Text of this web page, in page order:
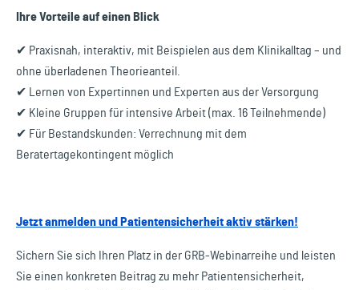
Ihre Vorteile auf einen Blick
✔ Praxisnah, interaktiv, mit Beispielen aus dem Klinikalltag – und
ohne überladenen Theorieanteil.
✔ Lernen von Expertinnen und Experten aus der Versorgung
✔ Kleine Gruppen für intensive Arbeit (max. 16 Teilnehmende)
✔ Für Bestandskunden: Verrechnung mit dem
Beratertagekontingent möglich
Jetzt anmelden und Patientensicherheit aktiv stärken!
Sichern Sie sich Ihren Platz in der GRB-Webinarreihe und leisten
Sie einen konkreten Beitrag zu mehr Patientensicherheit,